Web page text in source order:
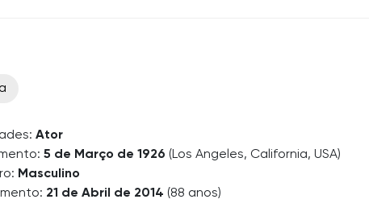
Ator
5 de Março de 1926 (Los Angeles, California, USA)
Masculino
21 de Abril de 2014 (88 anos)